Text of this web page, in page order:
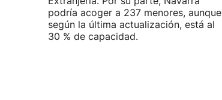
podría acoger a 237 menores, aunque
según la última actualización, está al
30 % de capacidad.